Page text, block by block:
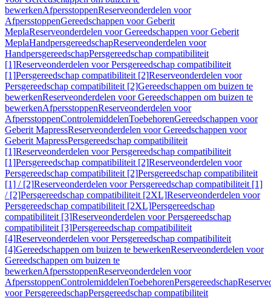
bewerkenAfpersstoppenReserveonderdelen voor
AfpersstoppenGereedschappen voor Geberit
MeplaReserveonderdelen voor Gereedschappen voor Geberit
MeplaHandpersgereedschapReserveonderdelen voor
HandpersgereedschapPersgereedschap compatibiliteit
[1]Reserveonderdelen voor Persgereedschap compatibiliteit
[1]Persgereedschap compatibiliteit [2]Reserveonderdelen voor
Persgereedschap compatibiliteit [2]Gereedschappen om buizen te
bewerkenReserveonderdelen voor Gereedschappen om buizen te
bewerkenAfpersstoppenReserveonderdelen voor
AfpersstoppenControlemiddelenToebehorenGereedschappen voor
Geberit MapressReserveonderdelen voor Gereedschappen voor
Geberit MapressPersgereedschap compatibiliteit
[1]Reserveonderdelen voor Persgereedschap compatibiliteit
[1]Persgereedschap compatibiliteit [2]Reserveonderdelen voor
Persgereedschap compatibiliteit [2]Persgereedschap compatibiliteit
[1] / [2]Reserveonderdelen voor Persgereedschap compatibiliteit [1]
/ [2]Persgereedschap compatibiliteit [2XL]Reserveonderdelen voor
Persgereedschap compatibiliteit [2XL]Persgereedschap
compatibiliteit [3]Reserveonderdelen voor Persgereedschap
compatibiliteit [3]Persgereedschap compatibiliteit
[4]Reserveonderdelen voor Persgereedschap compatibiliteit
[4]Gereedschappen om buizen te bewerkenReserveonderdelen voor
Gereedschappen om buizen te
bewerkenAfpersstoppenReserveonderdelen voor
AfpersstoppenControlemiddelenToebehorenPersgereedschap
voor PersgereedschapPersgereedschap compatibiliteit